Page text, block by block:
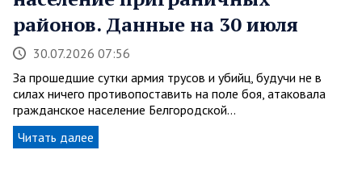
районов. Данные на 30 июля
30.07.2026 07:56
За прошедшие сутки армия трусов и убийц, будучи не в
силах ничего противопоставить на поле боя, атаковала
гражданское население Белгородской…
Читать далее